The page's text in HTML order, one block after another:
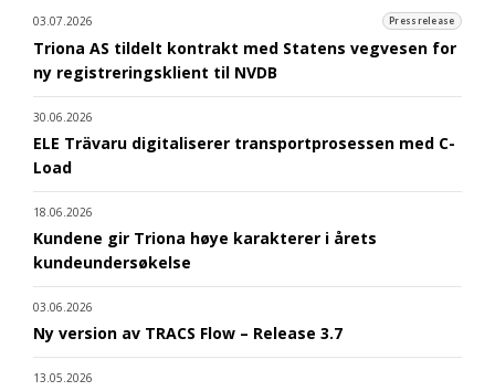
03.07.2026 Pressrelease
Triona AS tildelt kontrakt med Statens vegvesen for
ny registreringsklient til NVDB
30.06.2026
ELE Trävaru digitaliserer transportprosessen med C-
Load
18.06.2026
Kundene gir Triona høye karakterer i årets
kundeundersøkelse
03.06.2026
Ny version av TRACS Flow – Release 3.7
13.05.2026